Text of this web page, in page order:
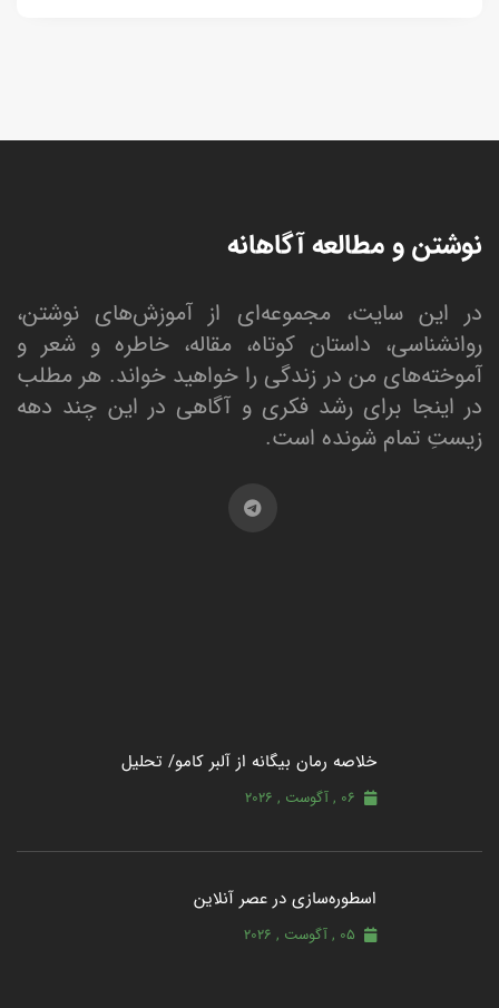
نوشتن و مطالعه آگاهانه
در این سایت، مجموعه‌ای از آموزش‌های نوشتن،
روانشناسی، داستان کوتاه، مقاله، خاطره و شعر و
آموخته‌های من در زندگی را خواهید خواند. هر مطلب
در اینجا برای رشد فکری و آگاهی در این چند دهه
زیستِ تمام شونده است.
خلاصه رمان بیگانه از آلبر کامو/ تحلیل
06 , آگوست , 2026
اسطوره‌سازی در عصر آنلاین
05 , آگوست , 2026